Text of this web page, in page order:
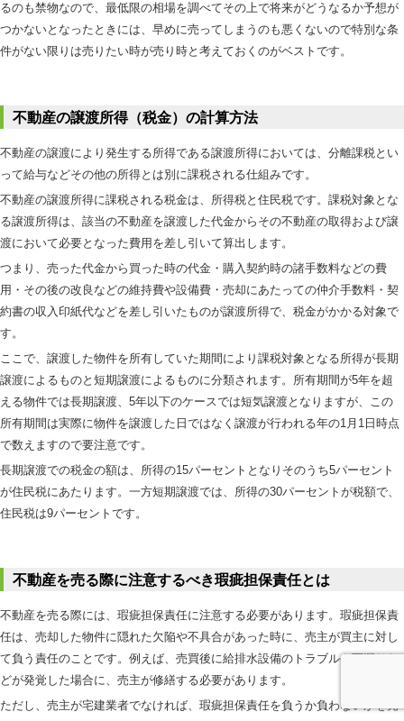
るのも禁物なので、最低限の相場を調べてその上で将来がどうなるか予想が
つかないとなったときには、早めに売ってしまうのも悪くないので特別な条
件がない限りは売りたい時が売り時と考えておくのがベストです。
不動産の譲渡所得（税金）の計算方法
不動産の譲渡により発生する所得である譲渡所得においては、分離課税とい
って給与などその他の所得とは別に課税される仕組みです。
不動産の譲渡所得に課税される税金は、所得税と住民税です。課税対象とな
る譲渡所得は、該当の不動産を譲渡した代金からその不動産の取得および譲
渡において必要となった費用を差し引いて算出します。
つまり、売った代金から買った時の代金・購入契約時の諸手数料などの費
用・その後の改良などの維持費や設備費・売却にあたっての仲介手数料・契
約書の収入印紙代などを差し引いたものが譲渡所得で、税金がかかる対象で
す。
ここで、譲渡した物件を所有していた期間により課税対象となる所得が長期
譲渡によるものと短期譲渡によるものに分類されます。所有期間が5年を超
える物件では長期譲渡、5年以下のケースでは短気譲渡となりますが、この
所有期間は実際に物件を譲渡した日ではなく譲渡が行われる年の1月1日時点
で数えますので要注意です。
長期譲渡での税金の額は、所得の15パーセントとなりそのうち5パーセント
が住民税にあたります。一方短期譲渡では、所得の30パーセントが税額で、
住民税は9パーセントです。
不動産を売る際に注意するべき瑕疵担保責任とは
不動産を売る際には、瑕疵担保責任に注意する必要があります。瑕疵担保責
任は、売却した物件に隠れた欠陥や不具合があった時に、売主が買主に対し
て負う責任のことです。例えば、売買後に給排水設備のトラブルや雨漏りな
どが発覚した場合に、売主が修繕する必要があります。
ただし、売主が宅建業者でなければ、瑕疵担保責任を負うか負わないかを売